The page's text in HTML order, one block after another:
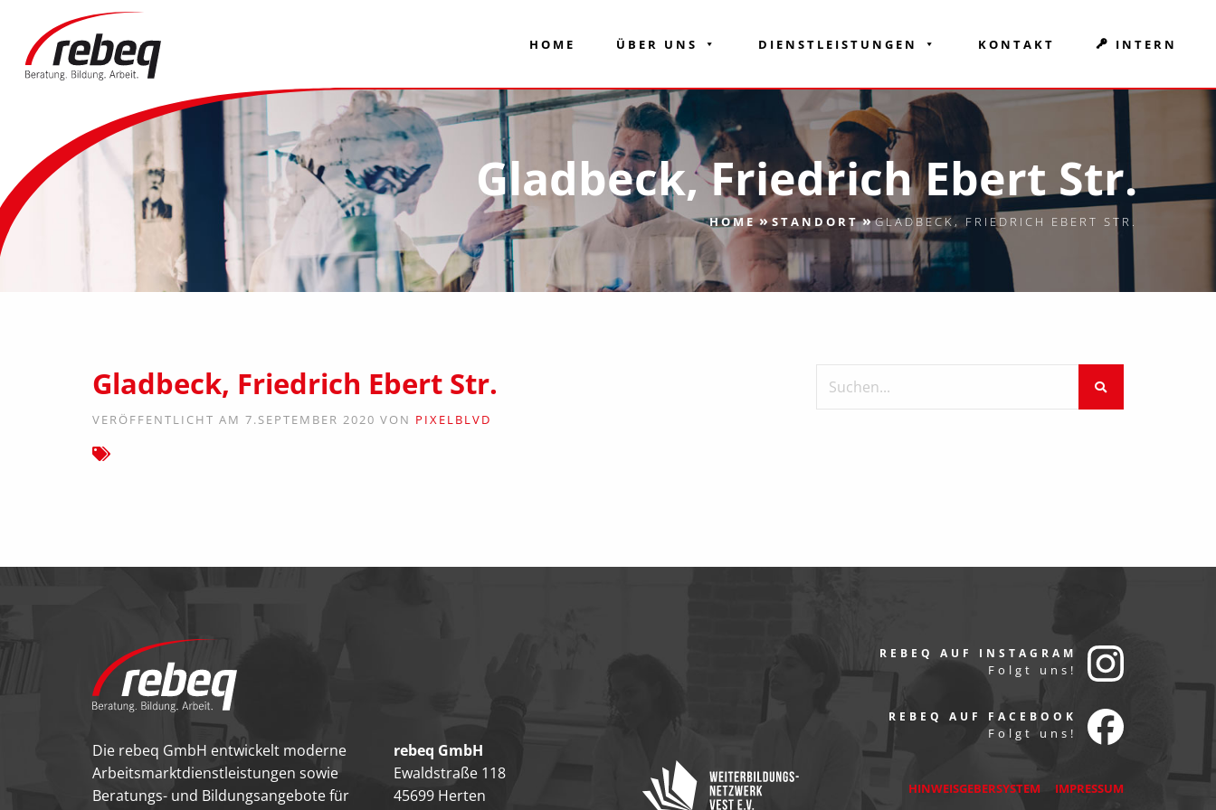
HOME ÜBER UNS DIENSTLEISTUNGEN KONTAKT INTERN
Gladbeck, Friedrich Ebert Str.
HOME»STANDORT»GLADBECK, FRIEDRICH EBERT STR.
Gladbeck, Friedrich Ebert Str.
VERÖFFENTLICHT AM 7.SEPTEMBER 2020 VON PIXELBLVD
Die rebeq GmbH entwickelt moderne
Arbeitsmarktdienstleistungen sowie
Beratungs- und Bildungsangebote für
rebeq GmbH
Ewaldstraße 118
45699 Herten
REBEQ AUF INSTAGRAM
Folgt uns!
REBEQ AUF FACEBOOK
Folgt uns!
HINWEISGEBERSYSTEM IMPRESSUM